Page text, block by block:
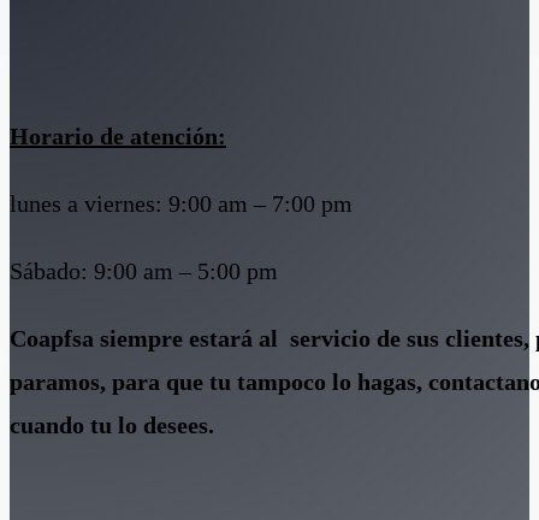
Horario de atención:
lunes a viernes: 9:00 am – 7:00 pm
Sábado: 9:00 am – 5:00 pm
Coapfsa siempre estará al servicio de sus clientes,
paramos, para que tu tampoco lo hagas,
cuando tu lo desees.